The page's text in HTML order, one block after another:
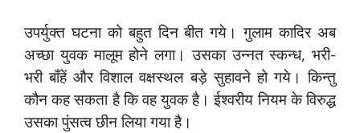
उपर्युक्त घटना को बहुत दिन बीत गये। गुलाम कादिर अब
अच्छा युवक मालूम होने लगा। उसका उन्नत स्कन्ध, भरी-
भरी बाँहें और विशाल वक्षस्थल बड़े सुहावने हो गये। किन्तु
कौन कह सकता है कि वह युवक है। ईश्वरीय नियम के विरुद्ध
उसका पुंसत्व छीन लिया गया है।